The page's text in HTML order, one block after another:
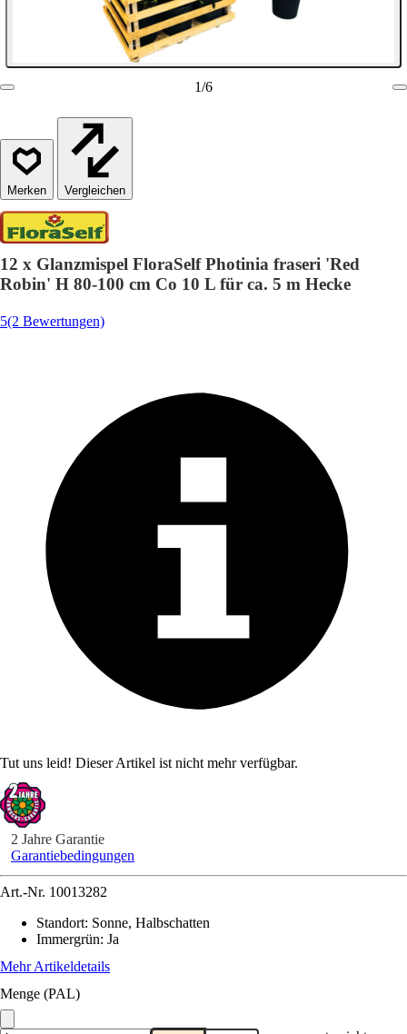
1/6
Vergleichen
12 x Glanzmispel FloraSelf Photinia fraseri 'Red
Robin' H 80-100 cm Co 10 L für ca. 5 m Hecke
5(2 Bewertungen)
Tut uns leid! Dieser Artikel ist nicht mehr verfügbar.
2 Jahre Garantie
Garantiebedingungen
Art.-Nr. 10013282
Standort: Sonne, Halbschatten
Immergrün: Ja
Mehr Artikeldetails
Menge (PAL)